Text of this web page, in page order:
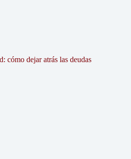
cómo dejar atrás las deudas